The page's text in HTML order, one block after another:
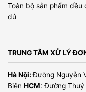
Toàn bộ sản phẩm
đủ
TRUNG TÂM XỬ LÝ
Hà Nội:Đường Nguyễn
Biên HCM: Đường Thuỷ